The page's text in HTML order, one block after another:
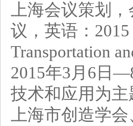
上海会议策划
议，英语：2015
Transportation
2015年3月6日
技术和应用为
上海市创造学